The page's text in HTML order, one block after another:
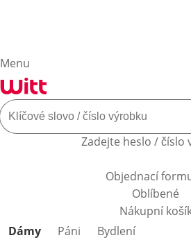
Menu
Zadejte heslo / číslo
Objednací
Oblíbené
Nákupní
Přeskočit kategorie produktů
Dámy Páni
Bydlení